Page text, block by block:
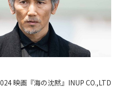
映画『海の沈黙』INUP CO.,LTD